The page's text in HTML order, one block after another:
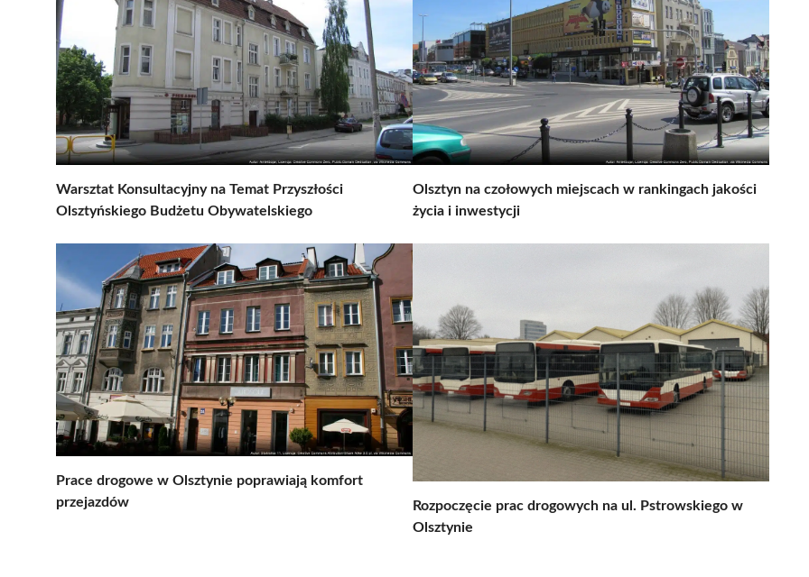
Warsztat Konsultacyjny na Temat Przyszłości
Olsztyńskiego Budżetu Obywatelskiego
Olsztyn na czołowych miejscach w rankingach jakości
życia i inwestycji
Prace drogowe w Olsztynie poprawiają komfort
przejazdów
Rozpoczęcie prac drogowych na ul. Pstrowskiego w
Olsztynie